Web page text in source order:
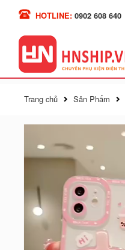
HOTLINE: 0902 608 640
Trang chủ Sản Phẩm